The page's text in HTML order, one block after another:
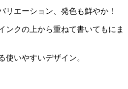
リエーション、発色も鮮やか！
ンクの上から重ねて書いてもにま
使いやすいデザイン。